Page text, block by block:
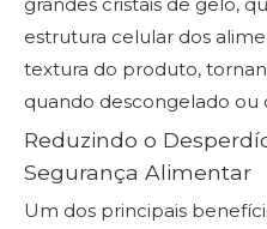
estrutura celular dos
textura do produto,
quando descongelado ou
Reduzindo o
Segurança Alimentar
Um dos principais